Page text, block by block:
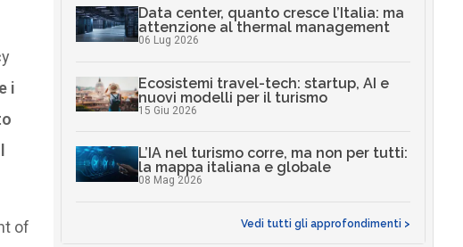
i
of
Data center, quanto cresce l’Italia: ma
attenzione al thermal management
06 Lug 2026
Ecosistemi travel-tech: startup, AI e
nuovi modelli per il turismo
15 Giu 2026
L’IA nel turismo corre, ma non per tutti:
la mappa italiana e globale
08 Mag 2026
Vedi tutti gli approfondimenti >